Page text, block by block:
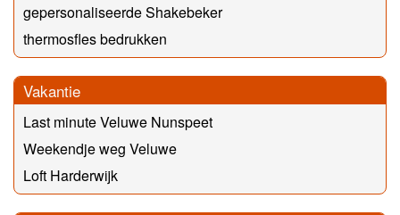
gepersonaliseerde Shakebeker
thermosfles bedrukken
Vakantie
Last minute Veluwe Nunspeet
Weekendje weg Veluwe
Loft Harderwijk